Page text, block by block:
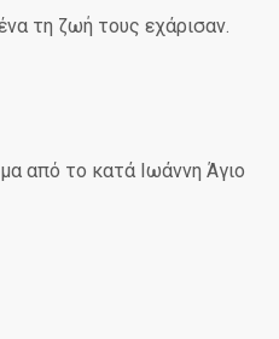
τη ζωή τους εχάρισαν.
από το κατά Ιωάννη Άγιο